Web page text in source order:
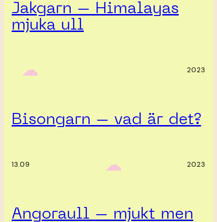
Jakgarn – Himalayas
mjuka ull
‎ ‎‎ ☁︎‎‎ 2023
Bisongarn – vad är det?
13.09 ‎ ‎‎ ☁︎‎‎ 2023
Angoraull – mjukt men